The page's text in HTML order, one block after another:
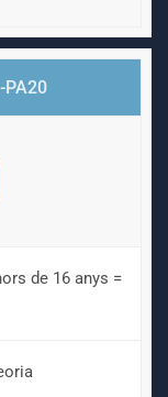
PA20
de 16 anys =